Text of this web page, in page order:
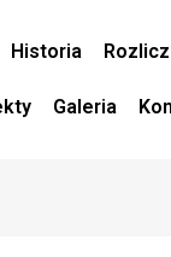
Historia
Galeria